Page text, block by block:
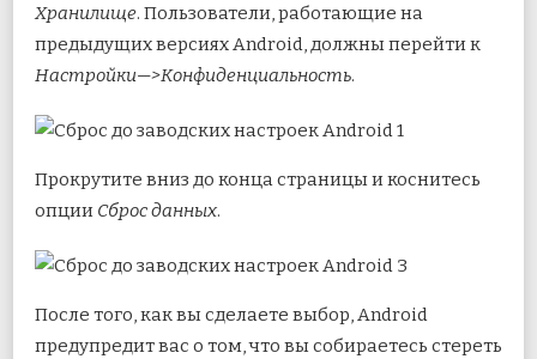
Хранилище. Пользователи, работающие на
предыдущих версиях Android, должны перейти к
Настройки—>Конфиденциальность.
Прокрутите вниз до конца страницы и коснитесь
опции Сброс данных.
После того, как вы сделаете выбор, Android
предупредит вас о том, что вы собираетесь стереть